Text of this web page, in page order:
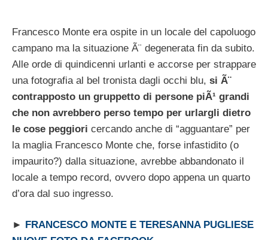
Francesco Monte era ospite in un locale del capoluogo
campano ma la situazione Ã¨ degenerata fin da subito.
Alle orde di quindicenni urlanti e accorse per strappare
una fotografia al bel tronista dagli occhi blu, si Ã¨
contrapposto un gruppetto di persone piÃ¹ grandi
che non avrebbero perso tempo per urlargli dietro
le cose peggiori cercando anche di “agguantare” per
la maglia Francesco Monte che, forse infastidito (o
impaurito?) dalla situazione, avrebbe abbandonato il
locale a tempo record, ovvero dopo appena un quarto
d’ora dal suo ingresso.
►
FRANCESCO MONTE E TERESANNA PUGLIESE